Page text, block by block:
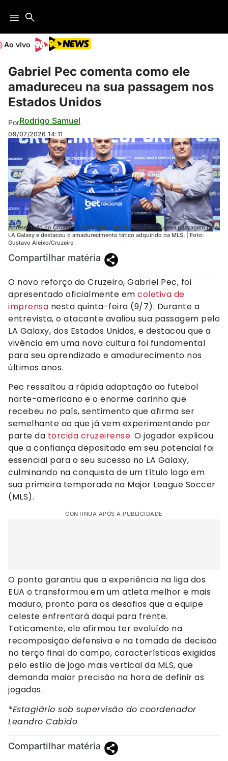
Ao vivo
Gabriel Pec comenta como ele
amadureceu na sua passagem nos
Estados Unidos
PorRodrigo Samuel
09/07/2026 14:11
Apresentado no Cruzeiro, o atacante Gabriel Pec valorizou sua passagem pelo
LA Galaxy e destacou o amadurecimento tático adquirido na MLS. | Foto:
Gustavo Aleixo/Cruzeiro
Compartilhar matéria
O novo reforço do Cruzeiro, Gabriel Pec, foi
apresentado oficialmente em coletiva de
imprensa nesta quinta-feira (9/7). Durante a
entrevista, o atacante avaliou sua passagem pelo
LA Galaxy, dos Estados Unidos, e destacou que a
vivência em uma nova cultura foi fundamental
para seu aprendizado e amadurecimento nos
últimos anos.
Pec ressaltou a rápida adaptação ao futebol
norte-americano e o enorme carinho que
recebeu no país, sentimento que afirma ser
semelhante ao que já vem experimentando por
parte da torcida cruzeirense. O jogador explicou
que a confiança depositada em seu potencial foi
essencial para o seu sucesso no LA Galaxy,
culminando na conquista de um título logo em
sua primeira temporada na Major League Soccer
(MLS).
CONTINUA APÓS A PUBLICIDADE
O ponta garantiu que a experiência na liga dos
EUA o transformou em um atleta melhor e mais
maduro, pronto para os desafios que a equipe
celeste enfrentará daqui para frente.
Taticamente, ele afirmou ter evoluído na
recomposição defensiva e na tomada de decisão
no terço final do campo, características exigidas
pelo estilo de jogo mais vertical da MLS, que
demanda maior precisão na hora de definir as
jogadas.
*Estagiário sob supervisão do coordenador
Leandro Cabido
Compartilhar matéria